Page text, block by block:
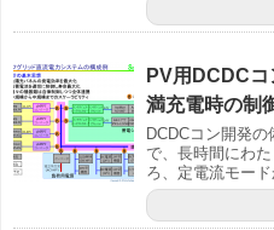
PV用DCDC
満充電時の制
DCDCコン開発
で、長時間にわ
ろ、定電流モー